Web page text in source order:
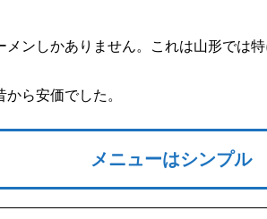
メンしかありません。これは山形では特
ら安価でした。
メニューはシンプル